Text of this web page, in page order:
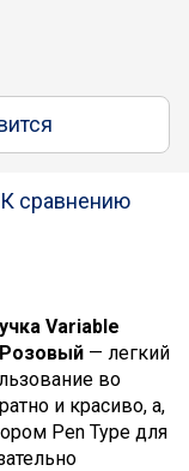
К сравнению
Variable
— легкий
во
и красиво, а,
Pen Type для